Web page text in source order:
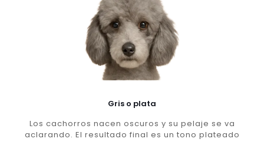
Gris o plata
Los cachorros nacen oscuros y su pelaje se va
aclarando. El resultado final es un tono plateado